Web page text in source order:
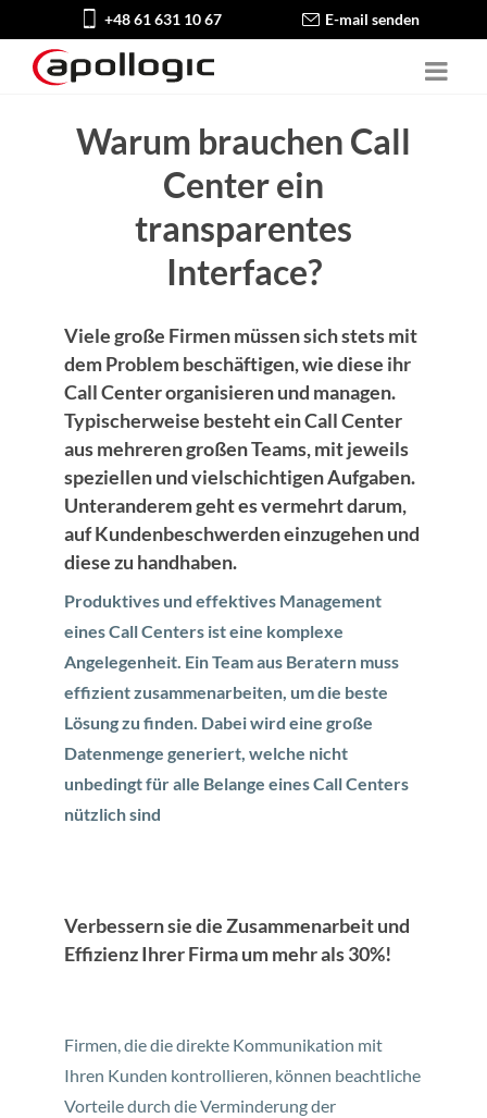
+48 61 631 10 67 E-mail senden
Warum brauchen Call
Center ein
transparentes
Interface?
Viele große Firmen müssen sich stets mit
dem Problem beschäftigen, wie diese ihr
Call Center organisieren und managen.
Typischerweise besteht ein Call Center
aus mehreren großen Teams, mit jeweils
speziellen und vielschichtigen Aufgaben.
Unteranderem geht es vermehrt darum,
auf Kundenbeschwerden einzugehen und
diese zu handhaben.
Produktives und effektives Management
eines Call Centers ist eine komplexe
Angelegenheit. Ein Team aus Beratern muss
effizient zusammenarbeiten, um die beste
Lösung zu finden. Dabei wird eine große
Datenmenge generiert, welche nicht
unbedingt für alle Belange eines Call Centers
nützlich sind
Verbessern sie die Zusammenarbeit und
Effizienz Ihrer Firma um mehr als 30%!
Firmen, die die direkte Kommunikation mit
Ihren Kunden kontrollieren, können beachtliche
Vorteile durch die Verminderung der